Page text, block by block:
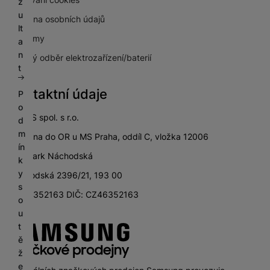
u
lt
a
n
t
P
o
d
m
ín
k
y
s
o
u
t
ě
ž
e
Ochrana osobních údajů
Pro firmy
Zpětný odběr elektrozařízení/baterií
Kontaktní údaje
SETOS spol. s r.o.
zapsána do OR u MS Praha, oddíl C, vložka 12006
City Park Náchodská
Náchodská 2396/21, 193 00
IČ: 46352163 DIČ: CZ46352163